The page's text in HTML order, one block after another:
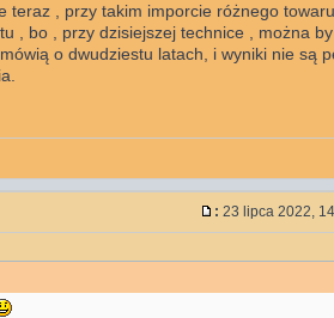
teraz , przy takim imporcie różnego towaru ,
, bo , przy dzisiejszej technice , można by
o dwudziestu latach, i wyniki nie są
: 23 lipca 2022,